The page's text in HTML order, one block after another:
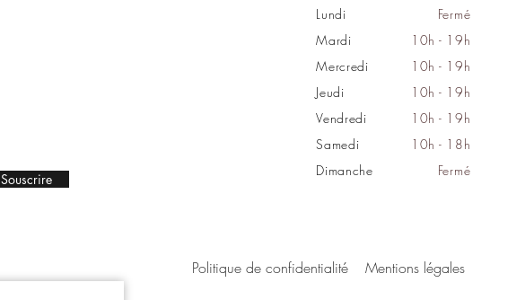
Souscrire
Lundi
Mardi
Mercredi
Jeudi
Vendredi
Samedi
Dimanche
Fermé
10h - 19h
10h - 19h
10h - 19h
10h - 19h
10h - 18h
Fermé
Politique de confidentialité Mentions légales